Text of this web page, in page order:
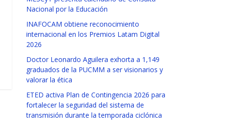
Nacional por la Educación
INAFOCAM obtiene reconocimiento
internacional en los Premios Latam Digital
2026
Doctor Leonardo Aguilera exhorta a 1,149
graduados de la PUCMM a ser visionarios y
valorar la ética
ETED activa Plan de Contingencia 2026 para
fortalecer la seguridad del sistema de
transmisión durante la temporada ciclónica